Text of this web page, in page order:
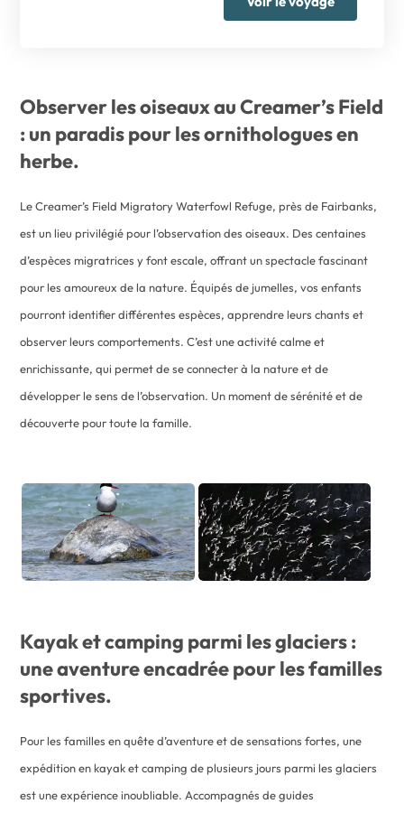
Observer les oiseaux au Creamer’s Field
: un paradis pour les ornithologues en
herbe.
Le Creamer’s Field Migratory Waterfowl Refuge, près de Fairbanks,
est un lieu privilégié pour l’observation des oiseaux. Des centaines
d’espèces migratrices y font escale, offrant un spectacle fascinant
pour les amoureux de la nature. Équipés de jumelles, vos enfants
pourront identifier différentes espèces, apprendre leurs chants et
observer leurs comportements. C’est une activité calme et
enrichissante, qui permet de se connecter à la nature et de
développer le sens de l’observation. Un moment de sérénité et de
découverte pour toute la famille.
Kayak et camping parmi les glaciers :
une aventure encadrée pour les familles
sportives.
Pour les familles en quête d’aventure et de sensations fortes, une
expédition en kayak et camping de plusieurs jours parmi les glaciers
est une expérience inoubliable. Accompagnés de guides